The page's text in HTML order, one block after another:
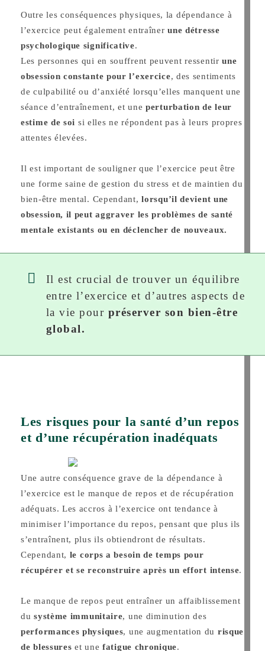
Outre les conséquences physiques, la dépendance à
l’exercice peut également entraînerune détresse
psychologique significative.
Les personnes qui en souffrent peuvent ressentirune
obsession constante pour l’exercice, des sentiments
de culpabilité ou d’anxiété lorsqu’elles manquent une
séance d’entraînement, et une perturbation de leur
estime de soi si elles ne répondent pas à leurs propres
attentes élevées.
Il est important de souligner que l’exercice peut être
une forme saine de gestion du stress et de maintien du
bien-être mental. Cependant,lorsqu’il devient une
obsession, il peut aggraver les problèmes de santé
mentale existants ou en déclencher de nouveaux.
Il est crucial de trouver un équilibre
entre l’exercice et d’autres aspects de
la vie pour préserver son bien-être
global.
Les risques pour la santé d’un repos
et d’une récupération inadéquats
Une autre conséquence grave de la dépendance à
l’exercice est le manque de repos et de récupération
adéquats. Les accros à l’exercice ont tendance à
minimiser l’importance du repos, pensant que plus ils
s’entraînent, plus ils obtiendront de résultats.
Cependant, le corps a besoin de temps pour
récupérer et se reconstruire après un effort intense.
Le manque de repos peut entraîner un affaiblissement
dusystème immunitaire, une diminution des
performances physiques, une augmentation du risque
de blessures et unefatigue chronique.